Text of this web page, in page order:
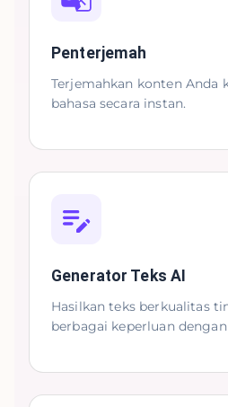
Penterjemah
Terjemahkan konten Anda
bahasa secara instan.
Generator Teks AI
Hasilkan teks berkualitas
berbagai keperluan dengan